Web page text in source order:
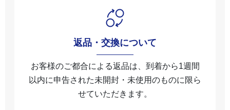
返品・交換について
お客様のご都合による返品は、到着から1週間
以内に申告された未開封・未使⽤のものに限ら
せていただきます。